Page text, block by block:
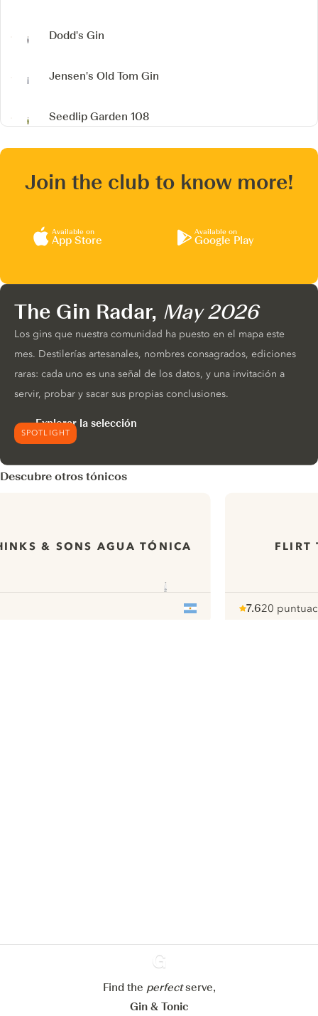
Dodd's Gin
Jensen's Old Tom Gin
Seedlip Garden 108
Join the club to know more!
Available on
App Store
Available on
Google Play
SPOTLIGHT
The Gin Radar, May 2026
Los gins que nuestra comunidad ha puesto en el mapa este
mes. Destilerías artesanales, nombres consagrados, ediciones
raras: cada uno es una señal de los datos, y una invitación a
servir, probar y sacar sus propias conclusiones.
Explorar la selección
Descubre otros tónicos
& SONS AGUA TÓNICA FLIRT
7.6
pour
20
Ginventory
Find the perfectserve,
Gin & Tonic